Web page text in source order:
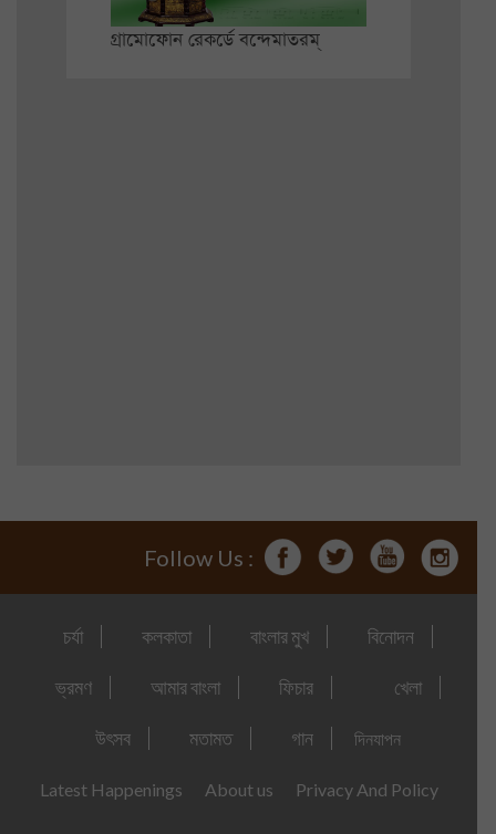
গ্রামোফোন রেকর্ডে বন্দেমাতরম্
Follow Us :
চর্যা কলকাতা বাংলার মুখ বিনোদন
ভ্রমণ আমার বাংলা ফিচার খেলা
উৎসব মতামত গান দিনযাপন
Latest Happenings About us Privacy And Policy